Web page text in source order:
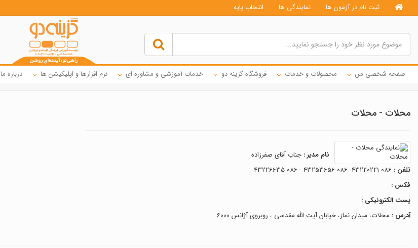
ثبت نام در آزمون ها نمایندگی ها انتخاب پایه
صفحه شخصی من محصولات و خدمات فروشگاه گزینه دو خدمات آموزشی و مشاوره ای نرم افزارها و اپلیکیشن ها درباره ما
محلات - محلات
نام مدیر : جناب آقای صفرزاده
تلفن : 086-43220221 -086-43253656 - 086-43226635
فکس :
پست الکترونیکی :
آدرس : محلات، میدان نماز، خیابان آیت الله مقدسی ، روبروی آژانس 6000